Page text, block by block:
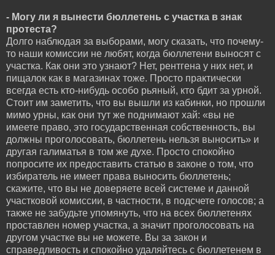
- Могу ли я вынести бюллетень с участка в знак
протеста?
Долго наблюдая за выборами, могу сказать, что почему-
то наши комиссии не любят, когда бюллетени выносят с
участка. Как они это узнают? Нет, рентгена у них нет, и
пищалок как в магазинах тоже. Просто практически
всегда есть кто-нибудь особо рьяный, кто бдит за урной.
Стоит им заметить, что вы вышли из кабинки, но прошли
мимо урны, как они тут же поднимают хай: «вы не
имеете право, это государственная собственность, вы
должны проголосовать, бюллетень нельзя выносить» и
другая галиматья в том же духе. Просто спокойно
попросите их предоставить статью в законе о том, что
избиратель не имеет права выносить бюллетень;
скажите, что вы не доверяете всей системе и данной
участковой комиссии, в частности, в подсчете голосов; а
также не забудьте упомянуть, что на всех бюллетенях
проставлен номер участка, а значит проголосовать на
другом участке вы не можете. Вы за закон и
справедливость и спокойно удаляйтесь с бюллетенем в